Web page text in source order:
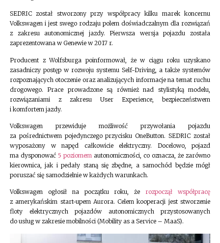
SEDRIC został stworzony przy współpracy kilku marek koncernu
Volkswagen i jest swego rodzaju polem doświadczalnym dla rozwiązań
z zakresu autonomicznej jazdy. Pierwsza wersja pojazdu została
zaprezentowana w Genewie w 2017 r.
Producent z Wolfsburga poinformował, że w ciągu roku uzyskano
zasadniczy postęp w rozwoju systemu Self-Driving, a także systemów
rozpoznających otoczenie oraz analizujących informacje na temat ruchu
drogowego. Prace prowadzone są również nad stylistyką modelu,
rozwiązaniami z zakresu User Experience, bezpieczeństwem
i komfortem jazdy.
Volkswagen przewiduje możliwość przywołania pojazdu
za pośrednictwem pojedynczego przycisku OneButton. SEDRIC został
wyposażony w napęd całkowicie elektryczny. Docelowo, pojazd
ma dysponować 5 poziomem autonomiczności, co oznacza, że zarówno
kierownica, jak i pedały staną się zbędne, a samochód będzie mógł
poruszać się samodzielnie w każdych warunkach.
Volkswagen ogłosił na początku roku, że rozpoczął współpracę
z amerykańskim start-upem Aurora. Celem kooperacji jest stworzenie
floty elektrycznych pojazdów autonomicznych przystosowanych
do usług w zakresie mobilności (Mobility as a Service – MaaS).